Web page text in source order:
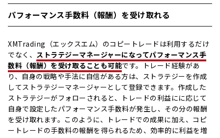
パフォーマンス手数料（報酬）を受け取れる
XMTrading（エックスエム）のコピートレードは利用するだけ
でなく、 ストラテジーマネージャーになってパフォーマンス手
数料（報酬）を受け取ることも可能です。トレード経験があ
り、自身の戦略や手法に自信がある方は、ストラテジーを作成
してストラテジーマネージャーとして登録できます。作成した
ストラテジーがフォローされると、トレードの利益にに応じて
自身で設定したパフォーマンス手数料が発生し、その分の報酬
を受け取れます。このように、トレードでの成果に加え、コピ
ートレードの手数料の報酬を得られるため、効率的に利益を増